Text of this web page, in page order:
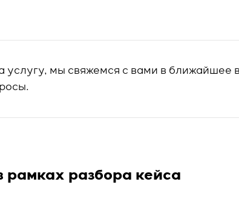
услугу, мы свяжемся с вами в ближайшее
рамках разбора кейса